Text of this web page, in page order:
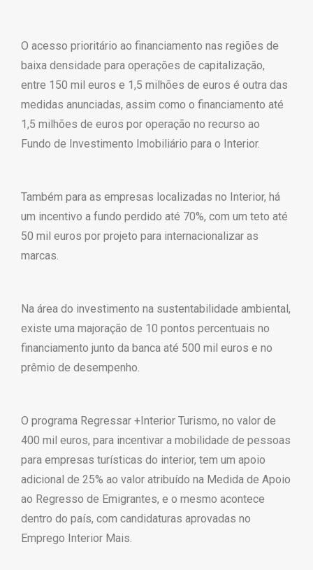
O acesso prioritário ao financiamento nas regiões de
baixa densidade para operações de capitalização,
entre 150 mil euros e 1,5 milhões de euros é outra das
medidas anunciadas, assim como o financiamento até
1,5 milhões de euros por operação no recurso ao
Fundo de Investimento Imobiliário para o Interior.
Também para as empresas localizadas no Interior, há
um incentivo a fundo perdido até 70%, com um teto até
50 mil euros por projeto para internacionalizar as
marcas.
Na área do investimento na sustentabilidade ambiental,
existe uma majoração de 10 pontos percentuais no
financiamento junto da banca até 500 mil euros e no
prêmio de desempenho.
O programa Regressar +Interior Turismo, no valor de
400 mil euros, para incentivar a mobilidade de pessoas
para empresas turísticas do interior, tem um apoio
adicional de 25% ao valor atribuído na Medida de Apoio
ao Regresso de Emigrantes, e o mesmo acontece
dentro do país, com candidaturas aprovadas no
Emprego Interior Mais.